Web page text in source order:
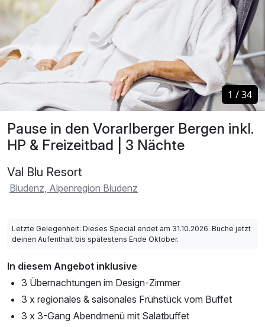
Pause in den Vorarlberger Bergen inkl.
HP & Freizeitbad | 3 Nächte
Val Blu Resort
Bludenz, Alpenregion Bludenz
1 /34
1 /34
Letzte Gelegenheit: Dieses Special endet am 31.10.2026. Buche jetzt
deinen Aufenthalt bis spätestens Ende Oktober.
In diesem Angebot inklusive
3 Übernachtungen im Design-Zimmer
3 x regionales & saisonales Frühstück vom Buffet
3 x 3-Gang Abendmenü mit Salatbuffet